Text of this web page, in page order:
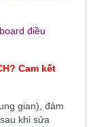
điều
? Cam kết
gian), đảm
khi sửa